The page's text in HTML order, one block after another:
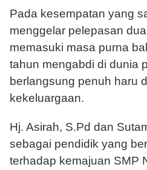
Pada kesempatan yang
menggelar pelepasan
memasuki masa purna
tahun mengabdi di dunia
berlangsung penuh haru
kekeluargaan.
Hj. Asirah, S.Pd dan
sebagai pendidik yang
terhadap kemajuan SMP